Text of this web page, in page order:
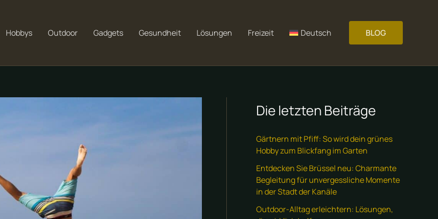
Hobbys Outdoor Gadgets Gesundheit Lösungen Freizeit Deutsch BLOG
Die letzten Beiträge
Gärtnern mit Pfiff: So wird dein grünes
Hobby zum Blickfang im Garten
Entdecken Sie Brüssel neu: Charmante
Begleitung für unvergessliche Momente
in der Stadt der Kanäle
Outdoor-Alltag erleichtern: Lösungen,